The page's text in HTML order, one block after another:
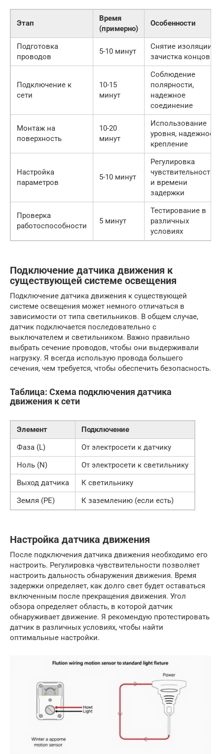
Этап
Время
(примерно)
Особенности
Подготовка
проводов
5-10 минут
Снятие изоляции,
зачистка концов
Подключение к
сети
10-15
минут
Соблюдение
полярности,
надежное
соединение
Монтаж на
поверхность
10-20
минут
Использование
уровня, надежное
крепление
Настройка
параметров
5-10 минут
Регулировка
чувствительности
и времени
задержки
Проверка
работоспособности
5 минут
Тестирование в
различных
условиях
Подключение датчика движения к
существующей системе освещения
Подключение датчика движения к существующей
системе освещения может немного отличаться в
зависимости от типа светильников. В общем случае,
датчик подключается последовательно с
выключателем и светильником. Важно правильно
выбрать сечение проводов, чтобы они выдерживали
нагрузку. Я всегда использую провода большего
сечения, чем требуется, чтобы обеспечить безопасность.
Таблица: Схема подключения датчика
движения к сети
Элемент
Подключение
Фаза (L)
От электросети к датчику
Ноль (N)
От электросети к светильнику
Выход датчика
К светильнику
Земля (PE)
К заземлению (если есть)
Настройка датчика движения
После подключения датчика движения необходимо его
настроить. Регулировка чувствительности позволяет
настроить дальность обнаружения движения. Время
задержки определяет, как долго свет будет оставаться
включенным после прекращения движения. Угол
обзора определяет область, в которой датчик
обнаруживает движение. Я рекомендую протестировать
датчик в различных условиях, чтобы найти
оптимальные настройки.